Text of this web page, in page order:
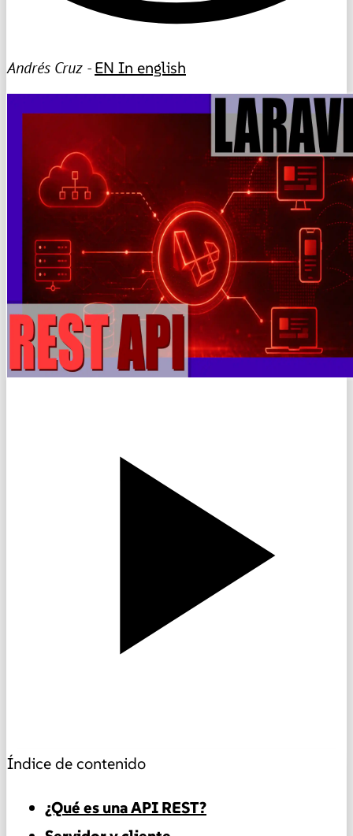
Andrés Cruz -EN In english
Índice de contenido
¿Qué es una API REST?